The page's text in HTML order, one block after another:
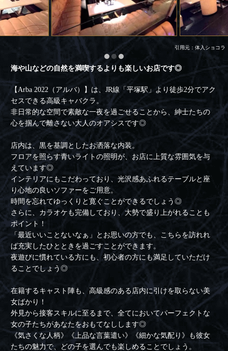
引用元：体入ショコラ
海や山などの自然を満喫するよりも楽しいお店です◎
【Arba 2022（アルバ）】は、JR線「平塚駅」より徒歩2分でアク
セスできる高級キャバクラ。
非日常的な空間で素敵な一夜を過ごせることから、紳士たちの
心を掴んで離さない大人のオアシスです◎
店内は、黒を基調としたお洒落な内装。
フロアを照らす青いライトの照明が、お店に上質な雰囲気を与
えています◎
インテリアにもこだわっており、光沢感あふれるテーブルと座
り心地の良いソファーをご用意。
時間を忘れてゆっくりと寛ぐことができるでしょう◎
さらに、カラオケも完備しており、大勢で盛り上がれることも
ポイント！
「最近いいことないなぁ」とお思いの方でも、こちらを訪れれ
ば充実したひとときを過ごすことができます。
夜遊びに慣れている方にも、初心者の方にも満足していただけ
ることでしょう◎
在籍するキャスト陣も、高級感のある店内に引けを取らない美
女ばかり！
外見から接客スキルに至るまで、全てにおいてパーフェクトな
女の子たちがあなたをおもてなしします◎
《気さくな人柄》《上品な言葉遣い》《細かな気配り》も彼女
たちの魅力で、どの子を選んでも楽しめることでしょう。